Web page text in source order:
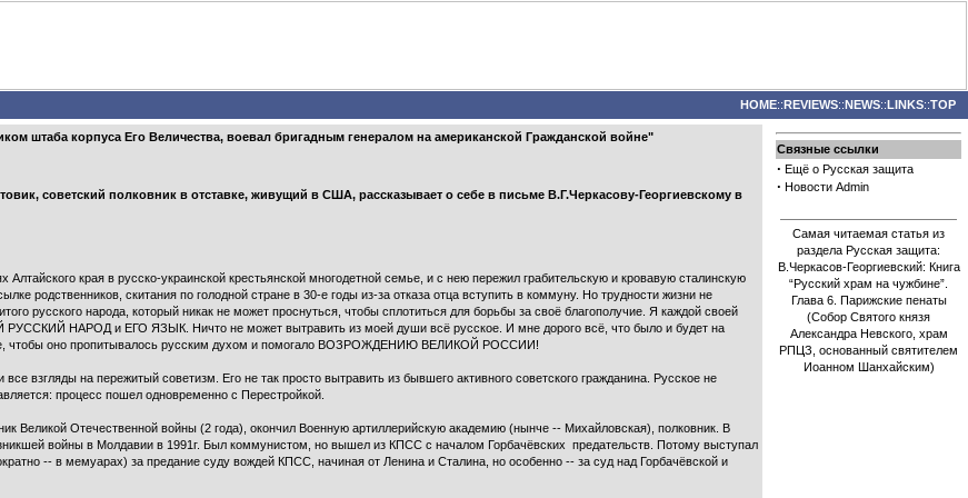
HOME::REVIEWS::NEWS::LINKS::TOP
штаба корпуса Его Величества, воевал бригадным генералом на американской Гражданской войне"
советский полковник в отставке, живущий в США, рассказывает о себе в письме В.Г.Черкасову-Георгиевскому в
Алтайского края в русско-украинской крестьянской многодетной семье, и с нею пережил грабительскую и кровавую сталинскую
родственников, скитания по голодной стране в 30-е годы из-за отказа отца вступить в коммуну. Но трудности жизни не
русского народа, который никак не может проснуться, чтобы сплотиться для борьбы за своё благополучие. Я каждой своей
НАРОД и ЕГО ЯЗЫК. Ничто не может вытравить из моей души всё русское. И мне дорого всё, что было и будет на
чтобы оно пропитывалось русским духом и помогало ВОЗРОЖДЕНИЮ ВЕЛИКОЙ РОССИИ!
взгляды на пережитый советизм. Его не так просто вытравить из бывшего активного советского гражданина. Русское не
процесс пошел одновременно с Перестройкой.
Великой Отечественной войны (2 года), окончил Военную артиллерийскую академию (нынче -- Михайловская), полковник. В
войны в Молдавии в 1991г. Был коммунистом, но вышел из КПСС с началом Горбачёвских предательств. Потому выступал
-- в мемуарах) за предание суду вождей КПСС, начиная от Ленина и Сталина, но особенно -- за суд над Горбачёвской и
Связные ссылки
· Ещё о Русская защита
· Новости Admin
Самая читаемая статья из
раздела Русская защита:
В.Черкасов-Георгиевский: Книга
“Русский храм на чужбине”.
Глава 6. Парижские пенаты
(Собор Святого князя
Александра Невского, храм
РПЦЗ, основанный святителем
Иоанном Шанхайским)